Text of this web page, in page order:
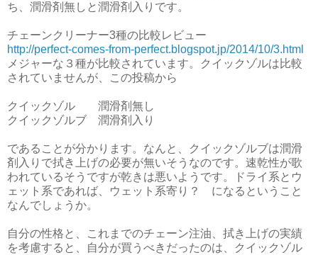
ち、潤滑剤無しと潤滑剤入りです。
チェーンクリーナー3種の比較レビュー
http://perfect-comes-from-perfect.blogspot.jp/2014/10/3.html
メジャーな３種が比較されています。クイックゾルは比較
されていませんが、この投稿から
クイックゾル 潤滑剤無し
クイックゾルブ 潤滑剤入り
であることが分かります。なんと、クイックゾルブは潤滑
剤入りで拭き上げの必要が無いそうなのです。速乾性が歌
われているそうですが乾きは悪いようです。ドライ系とウ
ェット系であれば、ウェット系寄り？ になるということ
なんでしょうか。
自分の性格と、これまでのチェーン注油、拭き上げの実績
を考慮すると、自分が買うべきだったのは、クイックゾル